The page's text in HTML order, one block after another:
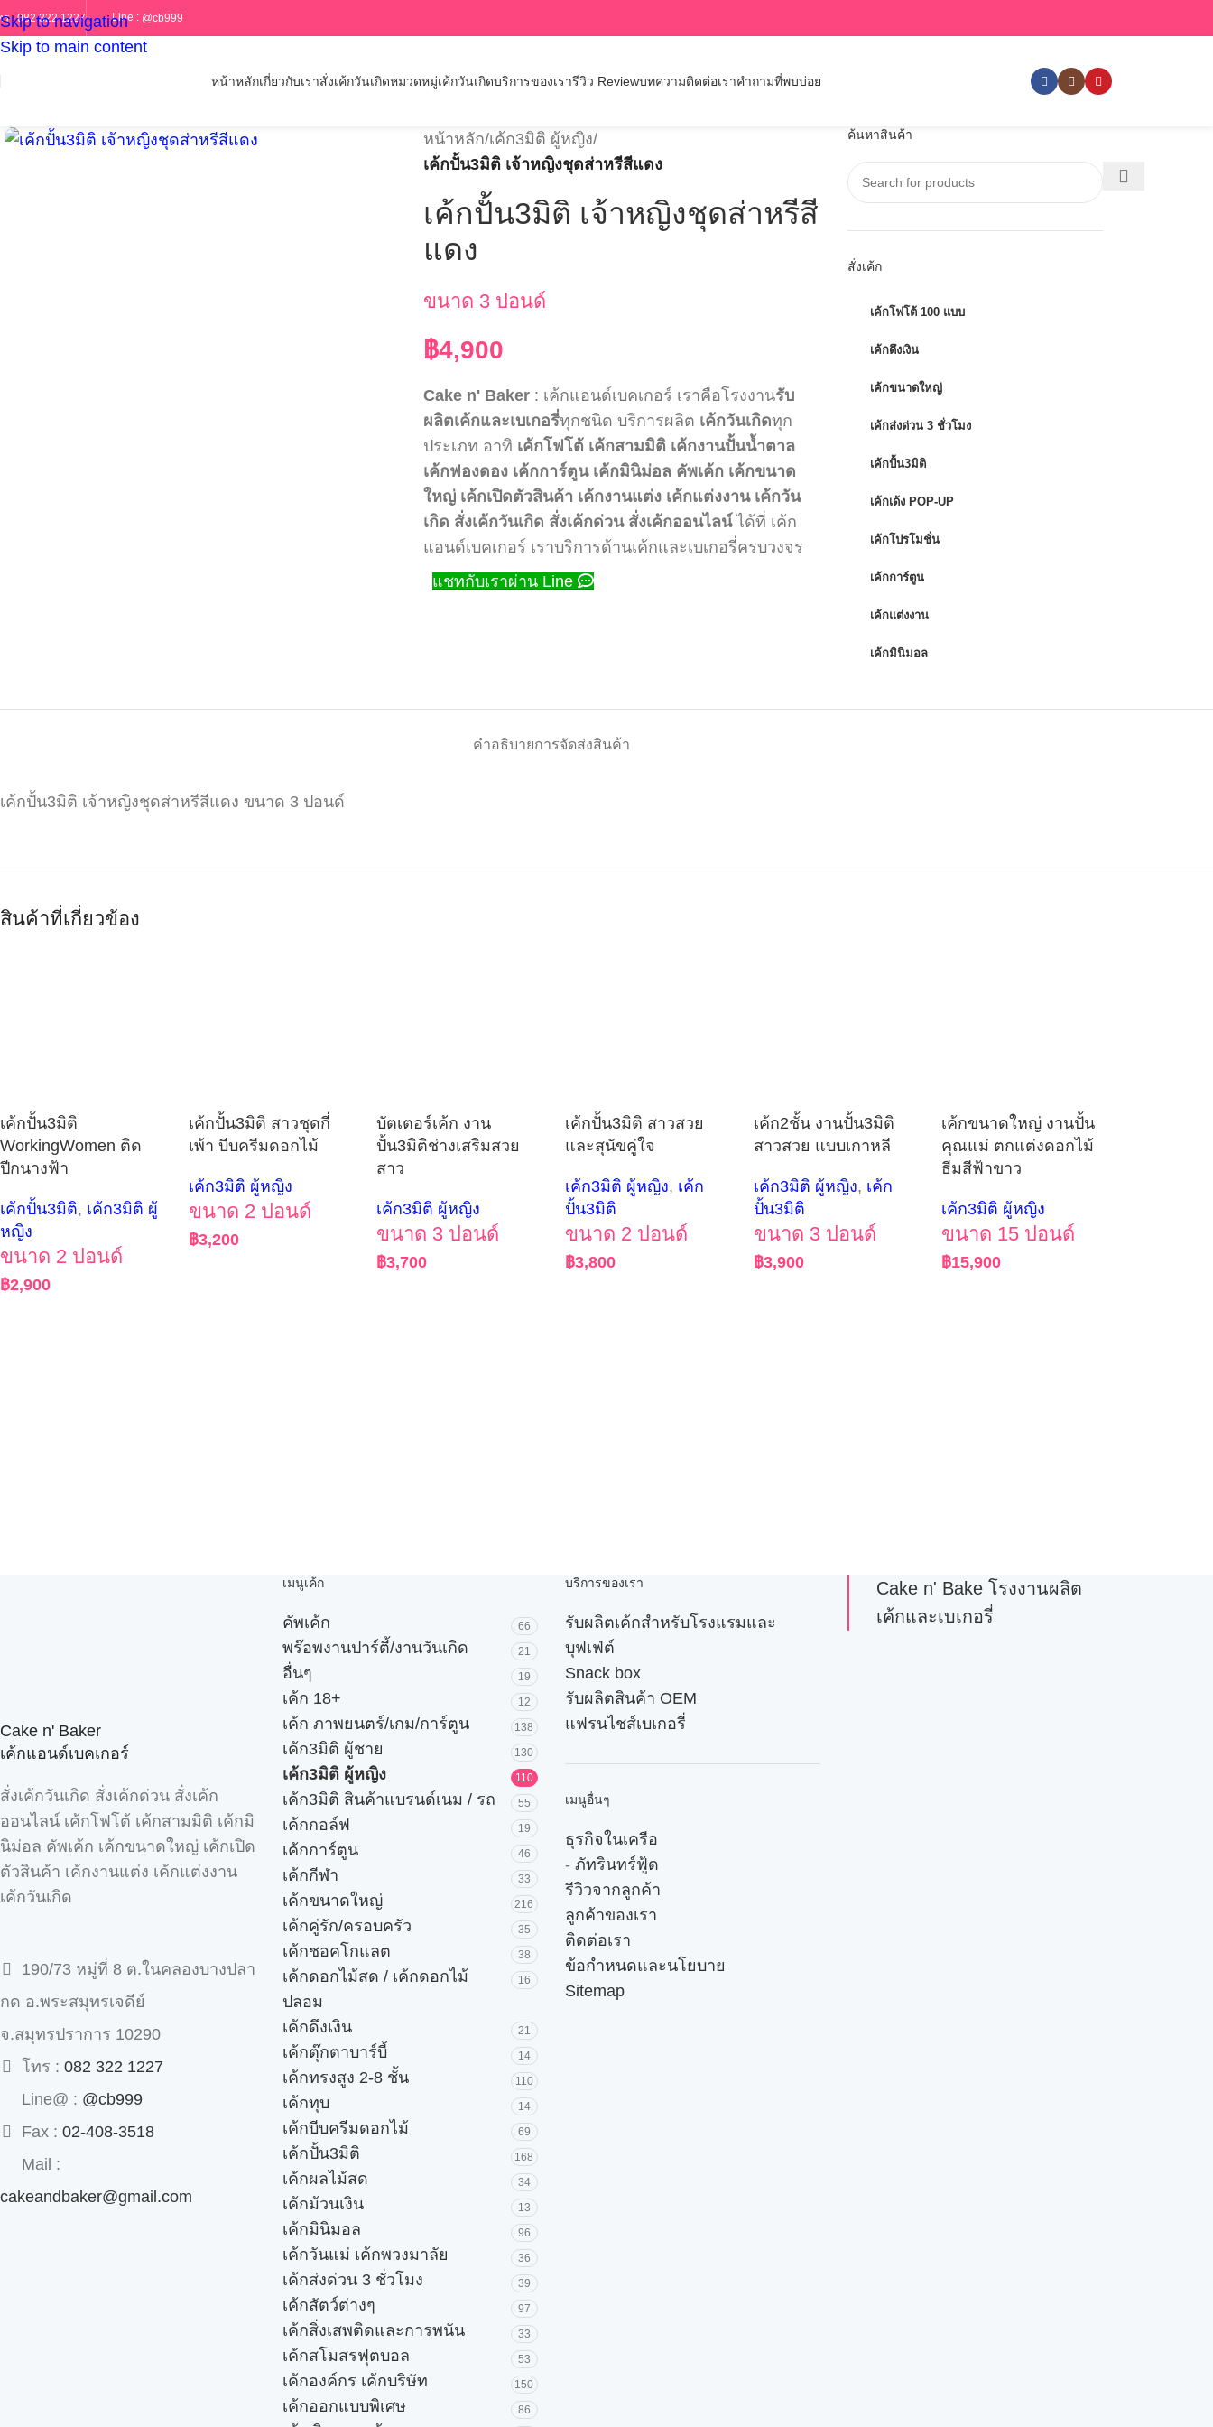
Skip to navigation
Skip to main content
ร : 082 322 1227 Line : @cb999
หน้าหลักเกี่ยวกับเราสั่งเค้กวันเกิดหมวดหมู่เค้กวันเกิดบริการของเรารีวิว Reviewบทความติดต่อเราคำถามที่พบบ่อย
หน้าหลัก/เค้ก3มิติ ผู้หญิง/
เค้กปั้น3มิติ เจ้าหญิงชุดส่าหรีสีแดง
เค้กปั้น3มิติ เจ้าหญิงชุดส่าหรีสี
แดง
ขนาด 3 ปอนด์
฿4,900
Cake n' Baker : เค้กแอนด์เบคเกอร์ เราคือโรงงานรับ
ผลิตเค้กและเบเกอรี่ทุกชนิด บริการผลิต เค้กวันเกิดทุก
ประเภท อาทิ เค้กโฟโต้ เค้กสามมิติ เค้กงานปั้นน้ำตาล
เค้กฟองดอง เค้กการ์ตูน เค้กมินิม่อล คัพเค้ก เค้กขนาด
ใหญ่ เค้กเปิดตัวสินค้า เค้กงานแต่ง เค้กแต่งงาน เค้กวัน
เกิด สั่งเค้กวันเกิด สั่งเค้กด่วน สั่งเค้กออนไลน์ได้ที่ เค้ก
แอนด์เบคเกอร์ เราบริการด้านเค้กและเบเกอรี่ครบวงจร
แชทกับเราผ่าน Line
ค้นหาสินค้า
สั่งเค้ก
เค้กโฟโต้ 100 แบบ
เค้กดึงเงิน
เค้กขนาดใหญ่
เค้กส่งด่วน 3 ชั่วโมง
เค้กปั้น3มิติ
เค้กเด้ง POP-UP
เค้กโปรโมชั่น
เค้กการ์ตูน
เค้กแต่งงาน
เค้กมินิมอล
คำอธิบายการจัดส่งสินค้า
เค้กปั้น3มิติ เจ้าหญิงชุดส่าหรีสีแดง ขนาด 3 ปอนด์
สินค้าที่เกี่ยวข้อง
เค้กปั้น3มิติ
WorkingWomen ติด
ปีกนางฟ้า
เค้กปั้น3มิติ, เค้ก3มิติ ผู้
หญิง
ขนาด 2 ปอนด์
฿2,900
เค้กปั้น3มิติ สาวชุดกี่
เพ้า บีบครีมดอกไม้
เค้ก3มิติ ผู้หญิง
ขนาด 2 ปอนด์
฿3,200
บัตเตอร์เค้ก งาน
ปั้น3มิติช่างเสริมสวย
สาว
เค้ก3มิติ ผู้หญิง
ขนาด 3 ปอนด์
฿3,700
เค้กปั้น3มิติ สาวสวย
และสุนัขคู่ใจ
เค้ก3มิติ ผู้หญิง, เค้ก
ปั้น3มิติ
ขนาด 2 ปอนด์
฿3,800
เค้ก2ชั้น งานปั้น3มิติ
สาวสวย แบบเกาหลี
เค้ก3มิติ ผู้หญิง, เค้ก
ปั้น3มิติ
ขนาด 3 ปอนด์
฿3,900
เค้กขนาดใหญ่ งานปั้น
คุณแม่ ตกแต่งดอกไม้
ธีมสีฟ้าขาว
เค้ก3มิติ ผู้หญิง
ขนาด 15 ปอนด์
฿15,900
Cake n' Baker
เค้กแอนด์เบคเกอร์
สั่งเค้กวันเกิด สั่งเค้กด่วน สั่งเค้ก
ออนไลน์ เค้กโฟโต้ เค้กสามมิติ เค้กมิ
นิม่อล คัพเค้ก เค้กขนาดใหญ่ เค้กเปิด
ตัวสินค้า เค้กงานแต่ง เค้กแต่งงาน
เค้กวันเกิด
190/73 หมู่ที่ 8 ต.ในคลองบางปลา
กด อ.พระสมุทรเจดีย์
จ.สมุทรปราการ 10290
โทร : 082 322 1227
Line@ : @cb999
Fax : 02-408-3518
Mail :
cakeandbaker@gmail.com
เมนูเค้ก
คัพเค้ก 66
พร๊อพงานปาร์ตี้/งานวันเกิด 21
อื่นๆ 19
เค้ก 18+ 12
เค้ก ภาพยนตร์/เกม/การ์ตูน 138
เค้ก3มิติ ผู้ชาย 130
เค้ก3มิติ ผู้หญิง 110
เค้ก3มิติ สินค้าแบรนด์เนม / รถ 55
เค้กกอล์ฟ 19
เค้กการ์ตูน 46
เค้กกีฬา 33
เค้กขนาดใหญ่ 216
เค้กคู่รัก/ครอบครัว 35
เค้กชอคโกแลต 38
เค้กดอกไม้สด / เค้กดอกไม้
ปลอม
16
เค้กดึงเงิน 21
เค้กตุ๊กตาบาร์บี้ 14
เค้กทรงสูง 2-8 ชั้น 110
เค้กทุบ 14
เค้กบีบครีมดอกไม้ 69
เค้กปั้น3มิติ 168
เค้กผลไม้สด 34
เค้กม้วนเงิน 13
เค้กมินิมอล 96
เค้กวันแม่ เค้กพวงมาลัย 36
เค้กส่งด่วน 3 ชั่วโมง 39
เค้กสัตว์ต่างๆ 97
เค้กสิ่งเสพติดและการพนัน 33
เค้กสโมสรฟุตบอล 53
เค้กองค์กร เค้กบริษัท 150
เค้กออกแบบพิเศษ 86
บริการของเรา
รับผลิตเค้กสำหรับโรงแรมและ
บุฟเฟ่ต์
Snack box
รับผลิตสินค้า OEM
แฟรนไชส์เบเกอรี่
เมนูอื่นๆ
ธุรกิจในเครือ
- ภัทรินทร์ฟู้ด
รีวิวจากลูกค้า
ลูกค้าของเรา
ติดต่อเรา
ข้อกำหนดและนโยบาย
Sitemap
Cake n' Bake โรงงานผลิต
เค้กและเบเกอรี่